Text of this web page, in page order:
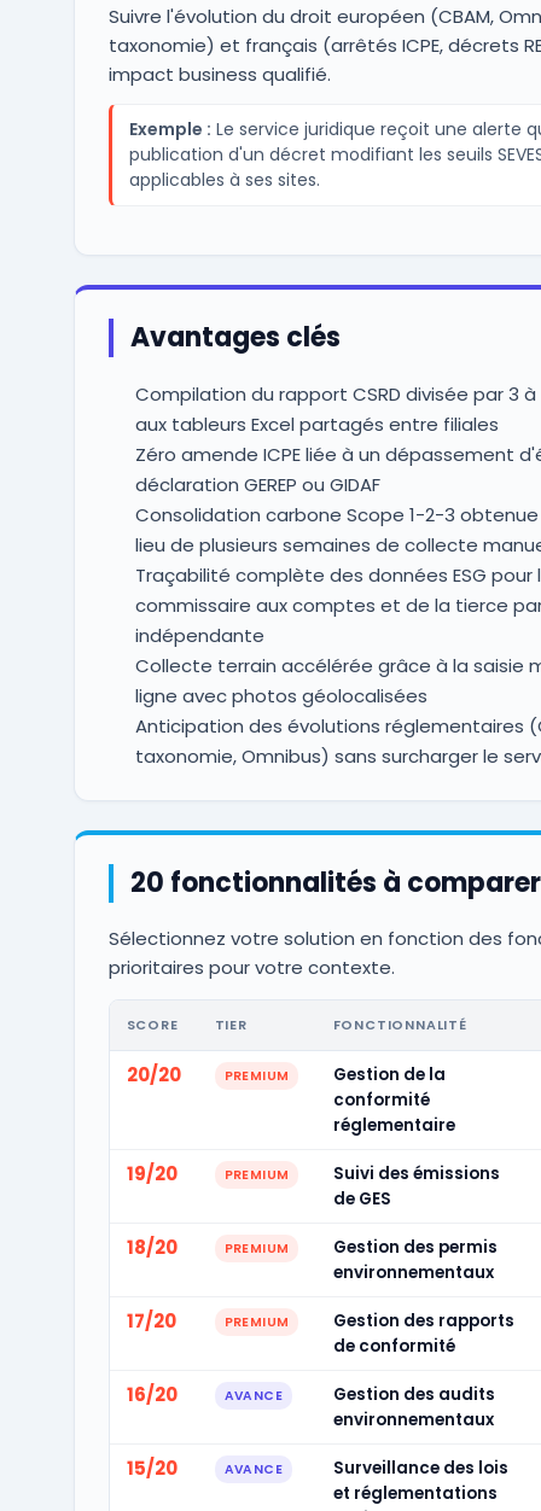
Suivre l'évolution du droit européen (CBAM,
taxonomie) et français (arrêtés ICPE, décrets
impact business qualifié.
Exemple : Le service juridique reçoit une alerte
publication d'un décret modifiant les seuils
applicables à ses sites.
Avantages clés
Compilation du rapport CSRD divisée par 3
aux tableurs Excel partagés entre filiales
Zéro amende ICPE liée à un dépassement
déclaration GEREP ou GIDAF
Consolidation carbone Scope 1-2-3 obtenue
lieu de plusieurs semaines de collecte
Traçabilité complète des données ESG pour
commissaire aux comptes et de la tierce
indépendante
Collecte terrain accélérée grâce à la saisie
ligne avec photos géolocalisées
Anticipation des évolutions réglementaires
taxonomie, Omnibus) sans surcharger le
20 fonctionnalités à comparer
Sélectionnez votre solution en fonction des
prioritaires pour votre contexte.
SCORE TIER FONCTIONNALITÉ
20/20 PREMIUM
Gestion de la
conformité
réglementaire
19/20 PREMIUM
Suivi des émissions
de GES
18/20 PREMIUM
Gestion des permis
environnementaux
17/20 PREMIUM
Gestion des rapports
de conformité
16/20 AVANCE
Gestion des audits
environnementaux
15/20 AVANCE
Surveillance des lois
et réglementations